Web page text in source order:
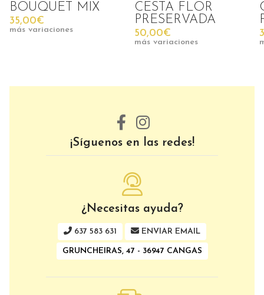
MIX
variaciones
CESTA FLOR
PRESERVADA
50,00€
más variaciones
¡Síguenos en las redes!
¿Necesitas ayuda?
637 583 631 ENVIAR EMAIL
GRUNCHEIRAS, 47 - 36947 CANGAS